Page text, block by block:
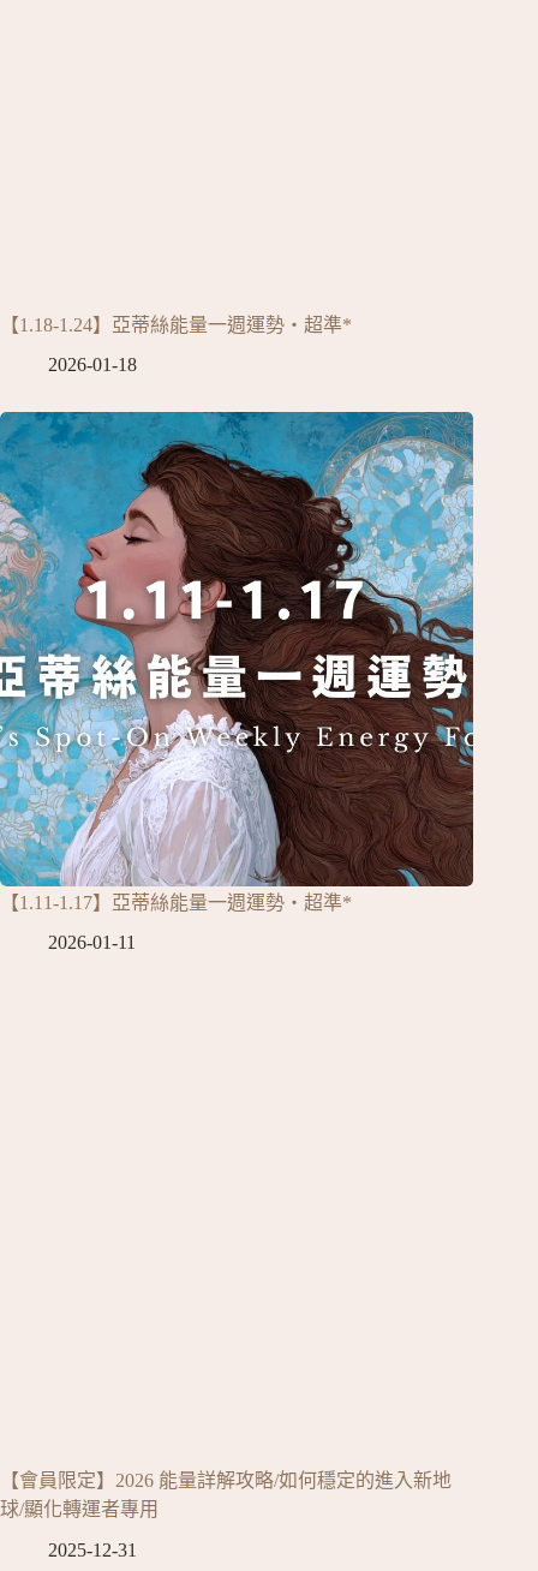
【1.18-1.24】亞蒂絲能量一週運勢‧超準*
2026-01-18
【1.11-1.17】亞蒂絲能量一週運勢‧超準*
2026-01-11
【會員限定】2026 能量詳解攻略/如何穩定的進入新地
球/顯化轉運者專用
2025-12-31